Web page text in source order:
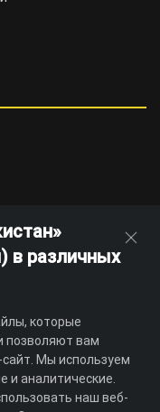
в различных
которые
позволяют вам
Мы используем
и аналитические.
наш веб-